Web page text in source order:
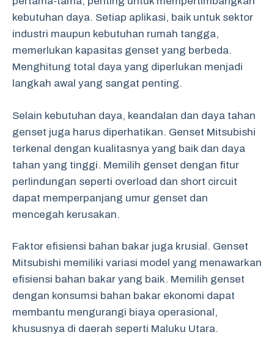
kebutuhan daya. Setiap aplikasi, baik untuk sektor
industri maupun kebutuhan rumah tangga,
memerlukan kapasitas genset yang berbeda.
Menghitung total daya yang diperlukan menjadi
langkah awal yang sangat penting.
Selain kebutuhan daya, keandalan dan daya tahan
genset juga harus diperhatikan. Genset Mitsubishi
terkenal dengan kualitasnya yang baik dan daya
tahan yang tinggi. Memilih genset dengan fitur
perlindungan seperti overload dan short circuit
dapat memperpanjang umur genset dan
mencegah kerusakan.
Faktor efisiensi bahan bakar juga krusial. Genset
Mitsubishi memiliki variasi model yang menawarkan
efisiensi bahan bakar yang baik. Memilih genset
dengan konsumsi bahan bakar ekonomi dapat
membantu mengurangi biaya operasional,
khususnya di daerah seperti Maluku Utara.